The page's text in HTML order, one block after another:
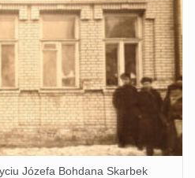
Józefa Bohdana Skarbek